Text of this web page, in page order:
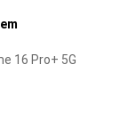
16 Pro+ 5G